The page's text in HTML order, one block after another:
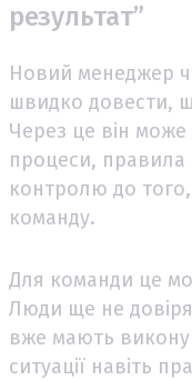
результат”
Новий менеджер
швидко довести,
Через це він може
процеси, правила
контролю до того,
команду.
Для команди це
Люди ще не
вже мають
ситуації навіть